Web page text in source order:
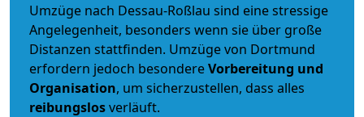
Umzüge nach Dessau-Roßlau sind eine stressige
Angelegenheit, besonders wenn sie über große
Distanzen stattfinden. Umzüge von Dortmund
erfordern jedoch besondereVorbereitung und
Organisation, um sicherzustellen, dass alles
reibungslosverläuft.